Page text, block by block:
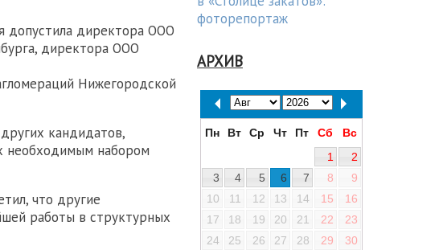
допустила директора ООО
директора ООО
Нижегородской
кандидатов,
необходимым набором
что другие
работы в структурных
фоторепортаж
АРХИВ
Пн Вт Ср Чт Пт Сб
Вс
1
2
3
4 5 6 7 8
9
10
11 12 13 14 15
16
17
18 19 20 21 22
23
24
25 26 27 28 29
30